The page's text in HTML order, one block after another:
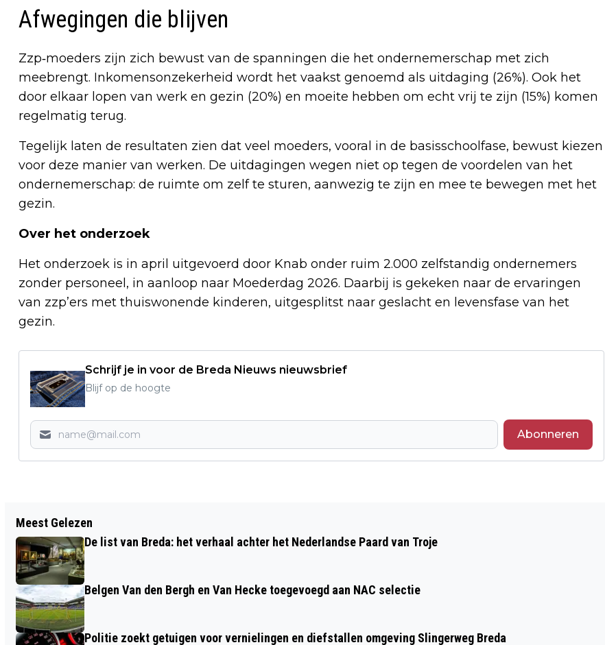
Afwegingen die blijven
Zzp‑moeders zijn zich bewust van de spanningen die het ondernemerschap met zich
meebrengt. Inkomensonzekerheid wordt het vaakst genoemd als uitdaging (26%). Ook het
door elkaar lopen van werk en gezin (20%) en moeite hebben om echt vrij te zijn (15%) komen
regelmatig terug.
Tegelijk laten de resultaten zien dat veel moeders, vooral in de basisschoolfase, bewust kiezen
voor deze manier van werken. De uitdagingen wegen niet op tegen de voordelen van het
ondernemerschap: de ruimte om zelf te sturen, aanwezig te zijn en mee te bewegen met het
gezin.
Over het onderzoek
Het onderzoek is in april uitgevoerd door Knab onder ruim 2.000 zelfstandig ondernemers
zonder personeel, in aanloop naar Moederdag 2026. Daarbij is gekeken naar de ervaringen
van zzp’ers met thuiswonende kinderen, uitgesplitst naar geslacht en levensfase van het
gezin.
Schrijf je in voor de Breda Nieuws nieuwsbrief
Blijf op de hoogte
Abonneren
WIJNFESTIVAL ONTKURKT VERHUIST
NAAR PIER 15 IN BREDA VOOR DRIE
DAGEN IN HET TEKEN VAN WIJN
HERENBOEREN OP ‘T LIES
Meest Gelezen
De list van Breda: het verhaal achter het Nederlandse Paard van Troje
Belgen Van den Bergh en Van Hecke toegevoegd aan NAC selectie
Politie zoekt getuigen voor vernielingen en diefstallen omgeving Slingerweg Breda